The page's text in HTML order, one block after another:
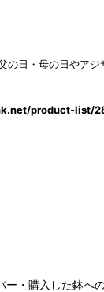
日・母の日やアジ
product-list/
ー・購入した鉢へ